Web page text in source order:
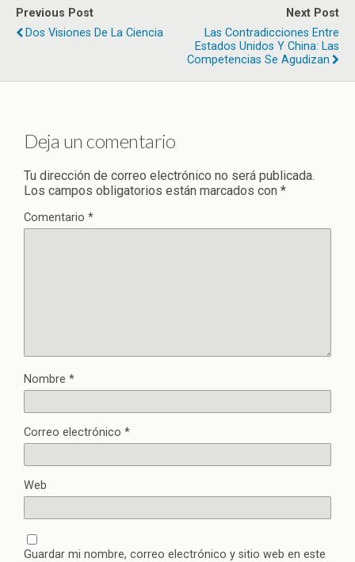
Previous Post
Dos Visiones De La Ciencia
Next Post
Las Contradicciones Entre
Estados Unidos Y China: Las
Competencias Se Agudizan
Deja un comentario
Tu dirección de correo electrónico no será publicada.
Los campos obligatorios están marcados con *
Comentario *
Nombre *
Correo electrónico *
Web
Guardar mi nombre, correo electrónico y sitio web en este